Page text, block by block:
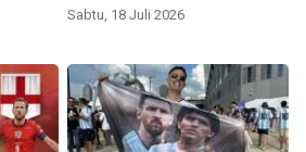
Sabtu, 18 Juli 2026